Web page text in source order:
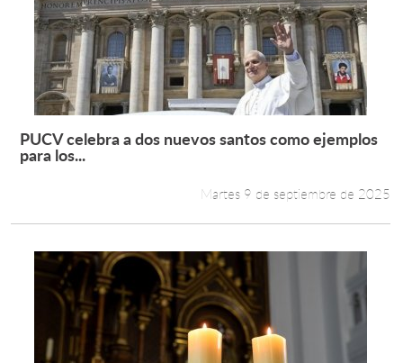
Leer más +
PUCV celebra a dos nuevos santos como ejemplos
para los...
Martes 9 de septiembre de 2025